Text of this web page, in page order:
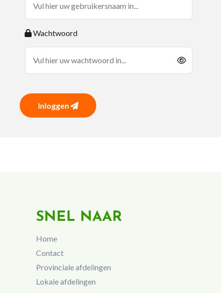
Wachtwoord
Inloggen
SNEL NAAR
Home
Contact
Provinciale afdelingen
Lokale afdelingen